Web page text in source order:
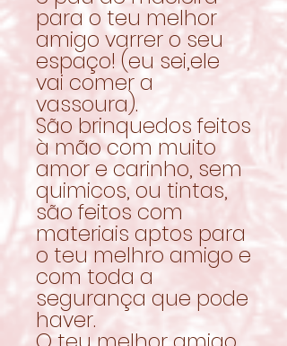
para o teu melhor
amigo varrer o seu
espaço! (eu sei,ele
vai comer a
vassoura).
São brinquedos feitos
à mão com muito
amor e carinho, sem
quimicos, ou tintas,
são feitos com
materiais aptos para
o teu melhro amigo e
com toda a
segurança que pode
haver.